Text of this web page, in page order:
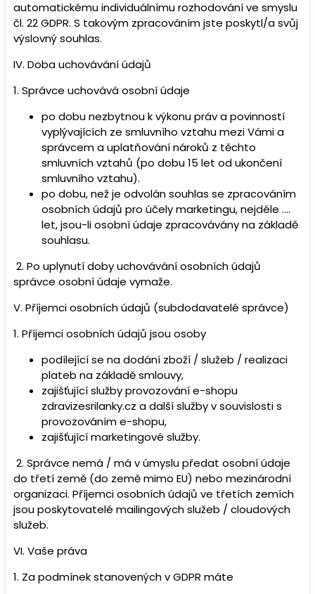
automatickému individuálnímu rozhodování ve smyslu
čl. 22 GDPR. S takovým zpracováním jste poskytl/a svůj
výslovný souhlas.
IV. Doba uchovávání údajů
1. Správce uchovává osobní údaje
po dobu nezbytnou k výkonu práv a povinností
vyplývajících ze smluvního vztahu mezi Vámi a
správcem a uplatňování nároků z těchto
smluvních vztahů (po dobu 15 let od ukončení
smluvního vztahu).
po dobu, než je odvolán souhlas se zpracováním
osobních údajů pro účely marketingu, nejdéle ….
let, jsou-li osobní údaje zpracovávány na základě
souhlasu.
2. Po uplynutí doby uchovávání osobních údajů
správce osobní údaje vymaže.
V. Příjemci osobních údajů (subdodavatelé správce)
1. Příjemci osobních údajů jsou osoby
podílející se na dodání zboží / služeb / realizaci
plateb na základě smlouvy,
zajišťující služby provozování e-shopu
zdravizesrilanky.cz a další služby v souvislosti s
provozováním e-shopu,
zajišťující marketingové služby.
2. Správce nemá / má v úmyslu předat osobní údaje
do třetí země (do země mimo EU) nebo mezinárodní
organizaci. Příjemci osobních údajů ve třetích zemích
jsou poskytovatelé mailingových služeb / cloudových
služeb.
VI. Vaše práva
1. Za podmínek stanovených v GDPR máte